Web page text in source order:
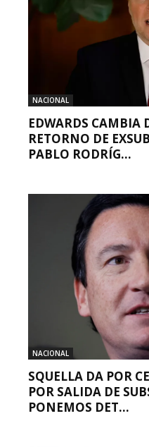
NACIONAL
EDWARDS CAMBIA
RETORNO DE
PABLO RODRÍG...
NACIONAL
SQUELLA DA POR
POR SALIDA DE
PONEMOS DET...